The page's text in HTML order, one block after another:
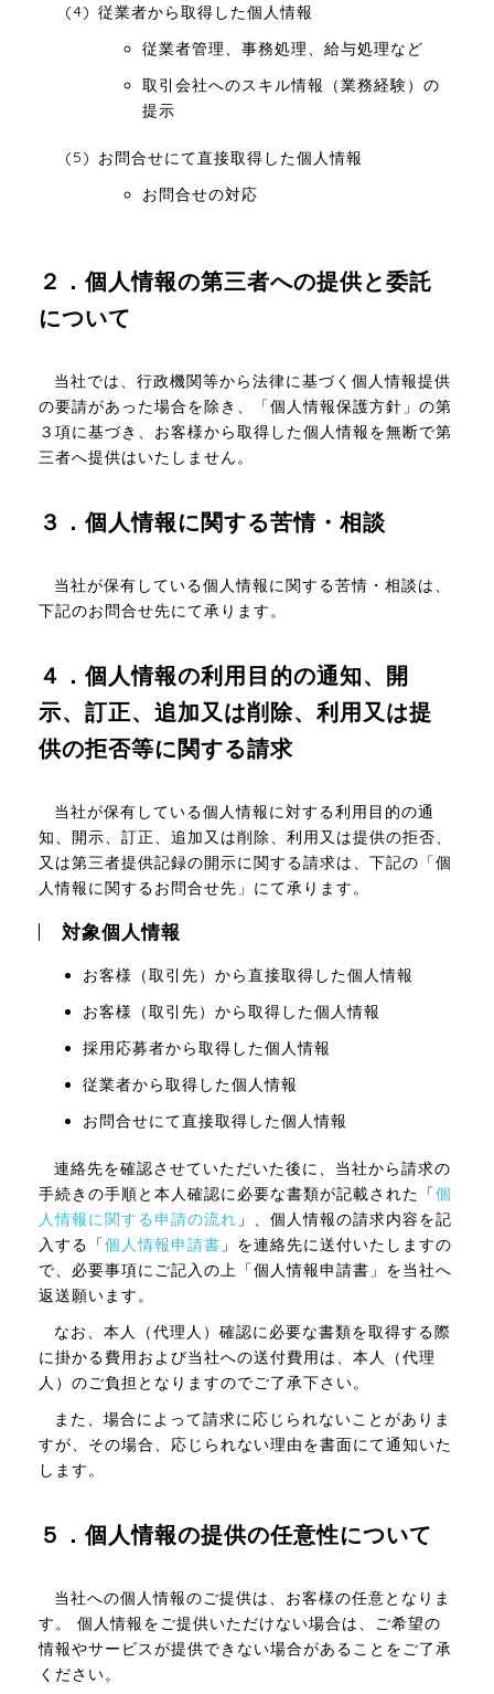
従業者から取得した個人情報
従業者管理、事務処理、給与処理など
取引会社へのスキル情報（業務経験）の
提示
お問合せにて直接取得した個人情報
お問合せの対応
２．個人情報の第三者への提供と委託
について
当社では、行政機関等から法律に基づく個人情報提供
の要請があった場合を除き、「個人情報保護方針」の第
３項に基づき、お客様から取得した個人情報を無断で第
三者へ提供はいたしません。
３．個人情報に関する苦情・相談
当社が保有している個人情報に関する苦情・相談は、
下記のお問合せ先にて承ります。
４．個人情報の利用目的の通知、開
示、訂正、追加又は削除、利用又は提
供の拒否等に関する請求
当社が保有している個人情報に対する利用目的の通
知、開示、訂正、追加又は削除、利用又は提供の拒否、
又は第三者提供記録の開示に関する請求は、下記の「個
人情報に関するお問合せ先」にて承ります。
対象個人情報
お客様（取引先）から直接取得した個人情報
お客様（取引先）から取得した個人情報
採用応募者から取得した個人情報
従業者から取得した個人情報
お問合せにて直接取得した個人情報
連絡先を確認させていただいた後に、当社から請求の
手続きの手順と本人確認に必要な書類が記載された「個
人情報に関する申請の流れ 」、個人情報の請求内容を記
入する「個人情報申請書 」を連絡先に送付いたしますの
で、必要事項にご記入の上「個人情報申請書」を当社へ
返送願います。
なお、本人（代理人）確認に必要な書類を取得する際
に掛かる費用および当社への送付費用は、本人（代理
人）のご負担となりますのでご了承下さい。
また、場合によって請求に応じられないことがありま
すが、その場合、応じられない理由を書面にて通知いた
します。
５．個人情報の提供の任意性について
当社への個人情報のご提供は、お客様の任意となりま
す。 個人情報をご提供いただけない場合は、ご希望の
情報やサービスが提供できない場合があることをご了承
ください。